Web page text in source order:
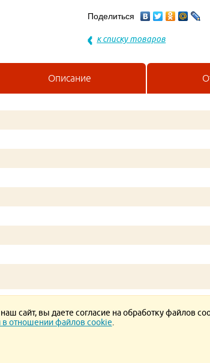
Поделиться
к списку товаров
Описание
сайт, вы даете согласие на обработку файлов
в отношении файлов cookie